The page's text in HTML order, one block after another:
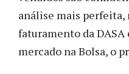
análise mais perfeita,
faturamento da DASA
mercado na Bolsa, o